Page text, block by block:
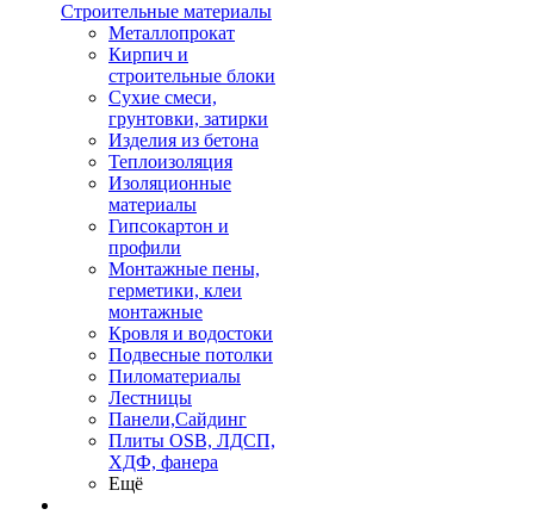
Строительные материалы
Металлопрокат
Кирпич и
строительные блоки
Сухие смеси,
грунтовки, затирки
Изделия из бетона
Теплоизоляция
Изоляционные
материалы
Гипсокартон и
профили
Монтажные пены,
герметики, клеи
монтажные
Кровля и водостоки
Подвесные потолки
Пиломатериалы
Лестницы
Панели,Сайдинг
Плиты OSB, ЛДСП,
ХДФ, фанера
Ещё